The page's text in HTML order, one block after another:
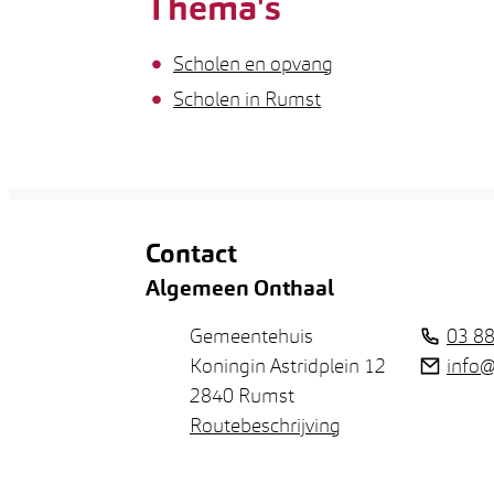
Scholen en opvang
Scholen in Rumst
Contact
Algemeen Onthaal
AdresGemeentehuis
Koningin Astridplein 12
,2840 Rumst
Routebeschrijving
03
E-mail
info@